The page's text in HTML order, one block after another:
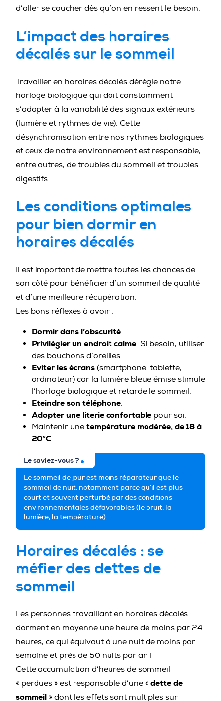
d’aller se coucher dès qu’on en ressent le besoin.
L’impact des horaires
décalés sur le sommeil
Travailler en horaires décalés dérègle notre
horloge biologique qui doit constamment
s’adapter à la variabilité des signaux extérieurs
(lumière et rythmes de vie). Cette
désynchronisation entre nos rythmes biologiques
et ceux de notre environnement est responsable,
entre autres, de troubles du sommeil et troubles
digestifs.
Les conditions optimales
pour bien dormir en
horaires décalés
Il est important de mettre toutes les chances de
son côté pour bénéficier d’un sommeil de qualité
et d’une meilleure récupération.
Les bons réflexes à avoir :
Dormir dans l’obscurité.
Privilégier un endroit calme. Si besoin, utiliser
des bouchons d’oreilles.
Eviter les écrans (smartphone, tablette,
ordinateur) car la lumière bleue émise stimule
l’horloge biologique et retarde le sommeil.
Eteindre son téléphone.
Adopter une literie confortable pour soi.
Maintenir une température modérée, de 18 à
20°C.
Le saviez-vous ?
Le sommeil de jour est moins réparateur que le
sommeil de nuit, notamment parce qu’il est plus
court et souvent perturbé par des conditions
environnementales défavorables (le bruit, la
lumière, la température).
Horaires décalés : se
méfier des dettes de
sommeil
Les personnes travaillant en horaires décalés
dorment en moyenne une heure de moins par 24
heures, ce qui équivaut à une nuit de moins par
semaine et près de 50 nuits par an !
Cette accumulation d’heures de sommeil
« perdues » est responsable d’une « dette de
sommeil » dont les effets sont multiples sur